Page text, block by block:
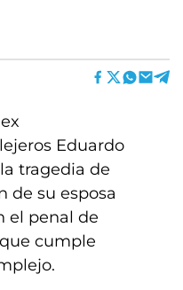
Eduardo
tragedia de
de su esposa
el penal de
cumple